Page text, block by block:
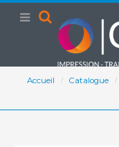
Accueil Catalogue